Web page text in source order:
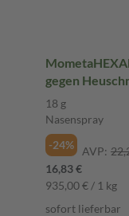
gegen
18 g
Nasenspray
-24%
AVP:
16,83 €
935,00 € / 1 kg
sofort lieferbar